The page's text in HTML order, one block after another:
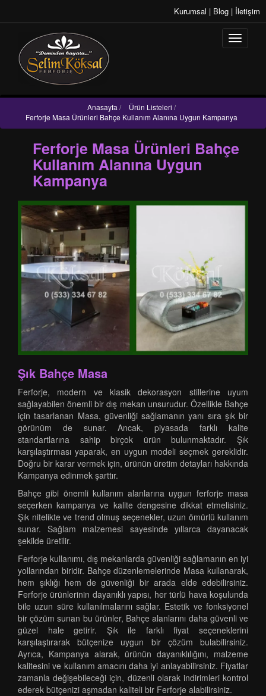
Kurumsal | Blog | İletişim
Anasayfa / Ürün Listeleri /
Ferforje Masa Ürünleri Bahçe Kullanım Alanına Uygun Kampanya
Ferforje Masa Ürünleri Bahçe
Kullanım Alanına Uygun
Kampanya
Şık Bahçe Masa
Ferforje, modern ve klasik dekorasyon stillerine uyum
sağlayabilen önemli bir dış mekan unsurudur. Özellikle Bahçe
için tasarlanan Masa, güvenliği sağlamanın yanı sıra şık bir
görünüm de sunar. Ancak, piyasada farklı kalite
standartlarına sahip birçok ürün bulunmaktadır. Şık
karşılaştırması yaparak, en uygun modeli seçmek gereklidir.
Doğru bir karar vermek için, ürünün üretim detayları hakkında
Kampanya edinmek şarttır.
Bahçe gibi önemli kullanım alanlarına uygun ferforje masa
seçerken kampanya ve kalite dengesine dikkat etmelisiniz.
Şık nitelikte ve trend olmuş seçenekler, uzun ömürlü kullanım
sunar. Sağlam malzemesi sayesinde yıllarca dayanacak
şekilde üretilir.
Ferforje kullanımı, dış mekanlarda güvenliği sağlamanın en iyi
yollarından biridir. Bahçe düzenlemelerinde Masa kullanarak,
hem şıklığı hem de güvenliği bir arada elde edebilirsiniz.
Ferforje ürünlerinin dayanıklı yapısı, her türlü hava koşulunda
bile uzun süre kullanılmalarını sağlar. Estetik ve fonksiyonel
bir çözüm sunan bu ürünler, Bahçe alanlarını daha güvenli ve
güzel hale getirir. Şık ile farklı fiyat seçeneklerini
karşılaştırarak bütçenize uygun bir çözüm bulabilirsiniz.
Ayrıca, Kampanya alarak, ürünün dayanıklılığını, malzeme
kalitesini ve kullanım amacını daha iyi anlayabilirsiniz. Fiyatlar
zamanla değişebileceği için, düzenli olarak indirimleri kontrol
ederek bütçenizi aşmadan kaliteli bir Ferforje alabilirsiniz.